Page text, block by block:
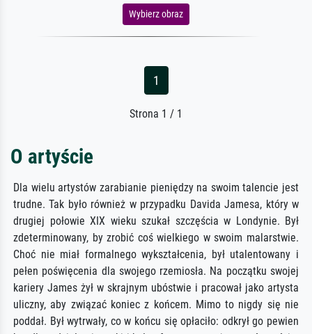
Wybierz obraz
1
Strona 1 / 1
O artyście
Dla wielu artystów zarabianie pieniędzy na swoim talencie jest
trudne. Tak było również w przypadku Davida Jamesa, który w
drugiej połowie XIX wieku szukał szczęścia w Londynie. Był
zdeterminowany, by zrobić coś wielkiego w swoim malarstwie.
Choć nie miał formalnego wykształcenia, był utalentowany i
pełen poświęcenia dla swojego rzemiosła. Na początku swojej
kariery James żył w skrajnym ubóstwie i pracował jako artysta
uliczny, aby związać koniec z końcem. Mimo to nigdy się nie
poddał. Był wytrwały, co w końcu się opłaciło: odkrył go pewien